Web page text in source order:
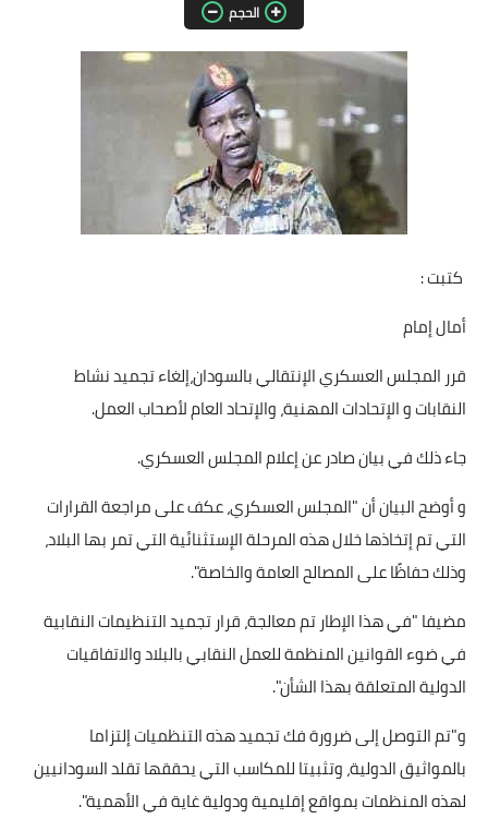
مقالات واراء
محافظات
القاهرة
القليوبية
الجيزة
سوهاج
أخبار الرياضة
أخبار الفن
صحة
المزيد
اقتصاد
الحجم
كتبت :
أمال إمام
قرر المجلس العسكري الإنتقالي بالسودان،إلغاء تجميد نشاط
النقابات و الإتحادات المهنية، والإتحاد العام لأصحاب العمل.
جاء ذلك في بيان صادر عن إعلام المجلس العسكري.
و أوضح البيان أن "المجلس العسكري، عكف على مراجعة القرارات
التي تم إتخاذها خلال هذه المرحلة الإستثنائية التي تمر بها البلاد،
وذلك حفاظًا على المصالح العامة والخاصة".
مضيفا "في هذا الإطار تم معالجة، قرار تجميد التنظيمات النقابية
في ضوء القوانين المنظمة للعمل النقابي بالبلاد والاتفاقيات
الدولية المتعلقة بهذا الشأن".
و"تم التوصل إلى ضرورة فك تجميد هذه التنظميات إلتزاما
بالمواثيق الدولية، وتثبيتا للمكاسب التي يحققها تقلد السودانيين
لهذه المنظمات بمواقع إقليمية ودولية غاية في الأهمية".